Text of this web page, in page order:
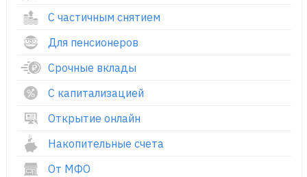
С частичным снятием
Для пенсионеров
Срочные вклады
С капитализацией
Открытие онлайн
Накопительные счета
От МФО